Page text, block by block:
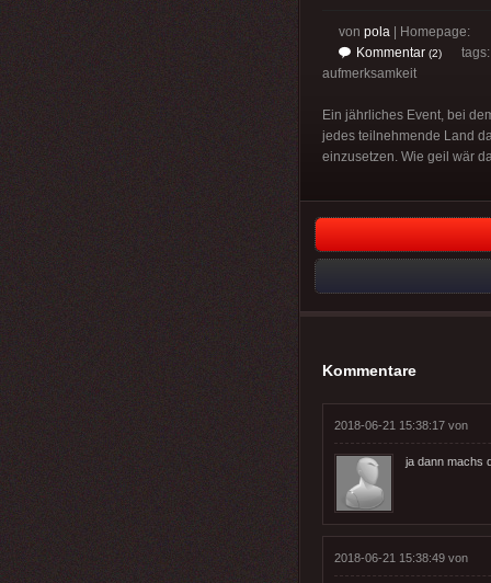
von pola | Homepage:
Kommentar (2)
aufmerksamkeit
Ein jährliches Event, bei
jedes teilnehmende Land
einzusetzen. Wie geil wär
Kommentare
2018-06-21 15:38:17 von
ja dann machs
2018-06-21 15:38:49 von